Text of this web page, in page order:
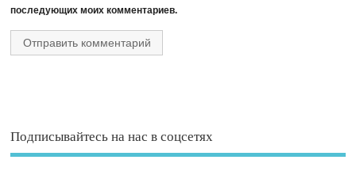
последующих моих комментариев.
Подписывайтесь на нас в соцсетях